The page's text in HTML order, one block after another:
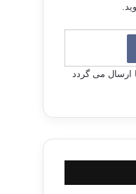
ارسال می گردد